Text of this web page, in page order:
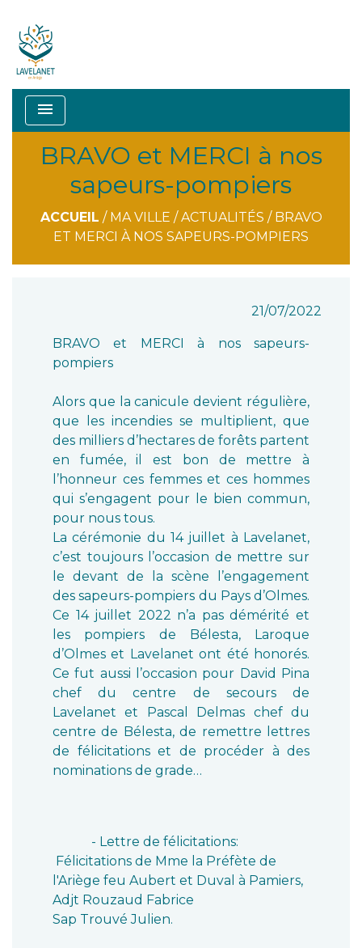
menu
BRAVO et MERCI à nos
sapeurs-pompiers
ACCUEIL / MA VILLE /ACTUALITÉS / BRAVO
ET MERCI À NOS SAPEURS-POMPIERS
21/07/2022
BRAVO et MERCI à nos sapeurs-
pompiers
Alors que la canicule devient régulière,
que les incendies se multiplient, que
des milliers d’hectares de forêts partent
en fumée, il est bon de mettre à
l’honneur ces femmes et ces hommes
qui s’engagent pour le bien commun,
pour nous tous.
La cérémonie du 14 juillet à Lavelanet,
c’est toujours l’occasion de mettre sur
le devant de la scène l’engagement
des sapeurs-pompiers du Pays d’Olmes.
Ce 14 juillet 2022 n’a pas démérité et
les pompiers de Bélesta, Laroque
d’Olmes et Lavelanet ont été honorés.
Ce fut aussi l’occasion pour David Pina
chef du centre de secours de
Lavelanet et Pascal Delmas chef du
centre de Bélesta, de remettre lettres
de félicitations et de procéder à des
nominations de grade…
- Lettre de félicitations:
Félicitations de Mme la Préfète de
l'Ariège feu Aubert et Duval à Pamiers,
Adjt Rouzaud Fabrice
Sap Trouvé Julien.